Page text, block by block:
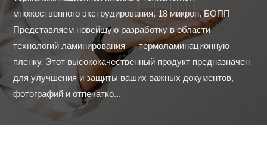
множественного экструдирования, 18 микрон, БОПП
Представляем новейшую разработку в области
технологий ламинирования — термоламинационную
пленку. Этот высококачественный продукт предназначен
для улучшения и защиты ваших важных документов,
фотографий и отпечатко...